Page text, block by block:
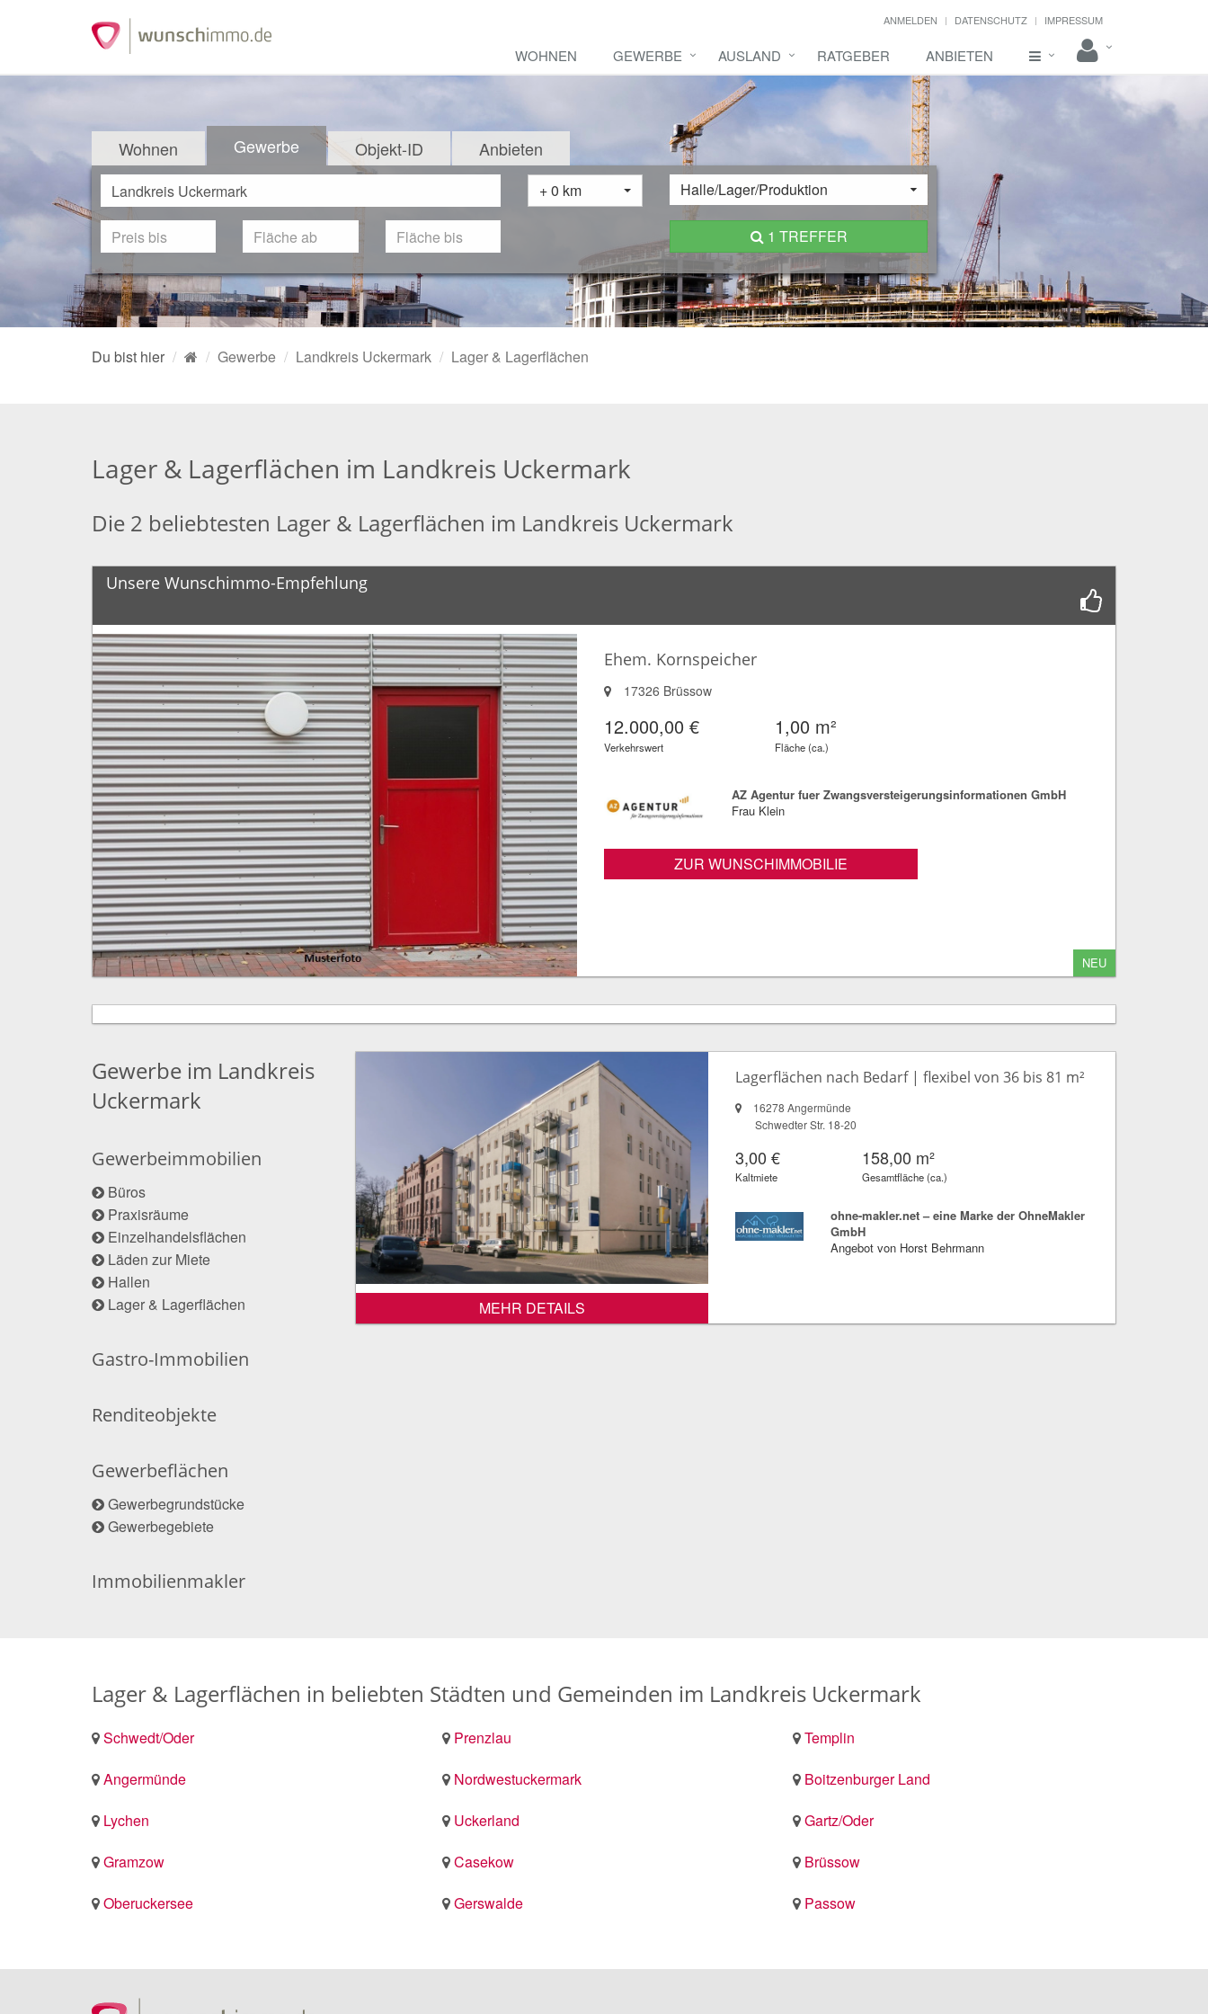
ANMELDEN DATENSCHUTZ IMPRESSUM
WOHNEN GEWERBE AUSLAND RATGEBER ANBIETEN
Wohnen Gewerbe Objekt-ID Anbieten
+ 0 km Halle/Lager/Produktion
1 TREFFER
Du bist hier Gewerbe Landkreis Uckermark Lager & Lagerflächen
Lager & Lagerflächen im Landkreis Uckermark
Die 2 beliebtesten Lager & Lagerflächen im Landkreis Uckermark
Unsere Wunschimmo-Empfehlung
Ehem. Kornspeicher
17326 Brüssow
12.000,00 €
Verkehrswert
1,00 m²
Fläche (ca.)
AZ Agentur fuer Zwangsversteigerungsinformationen GmbH
Frau Klein
ZUR WUNSCHIMMOBILIE
NEU
Gewerbe im Landkreis
Uckermark
Gewerbeimmobilien
Büros
Praxisräume
Einzelhandelsflächen
Läden zur Miete
Hallen
Lager & Lagerflächen
Gastro-Immobilien
Renditeobjekte
Gewerbeflächen
Gewerbegrundstücke
Gewerbegebiete
Immobilienmakler
MEHR DETAILS
Lagerflächen nach Bedarf | flexibel von 36 bis 81 m²
16278 Angermünde
Schwedter Str. 18-20
3,00 €
Kaltmiete
158,00 m²
Gesamtfläche (ca.)
ohne-makler.net – eine Marke der OhneMakler
GmbH
Angebot von Horst Behrmann
Lager & Lagerflächen in beliebten Städten und Gemeinden im Landkreis Uckermark
Schwedt/Oder Prenzlau
Templin
Angermünde
Nordwestuckermark
Boitzenburger Land
Lychen
Uckerland
Gartz/Oder
Gramzow
Casekow
Brüssow
Oberuckersee
Gerswalde Passow